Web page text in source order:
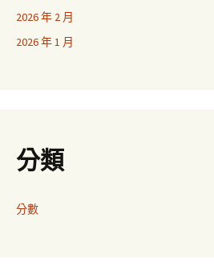
2026 年 2 月
2026 年 1 月
分類
分數